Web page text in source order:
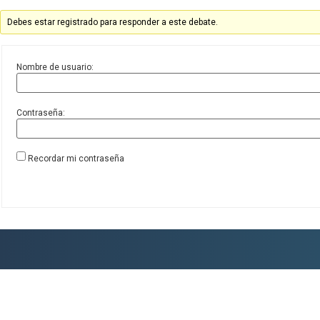
Debes estar registrado para responder a este debate.
Nombre de usuario:
Contraseña:
Recordar mi contraseña